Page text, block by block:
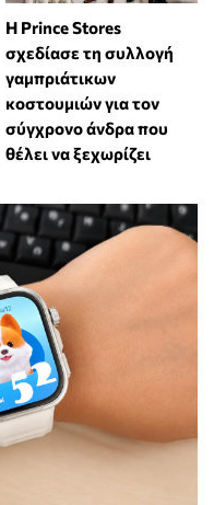
Η Prince Stores
σχεδίασε τη συλλογή
γαμπριάτικων
κοστουμιών για τον
σύγχρονο άνδρα που
θέλει να ξεχωρίζει